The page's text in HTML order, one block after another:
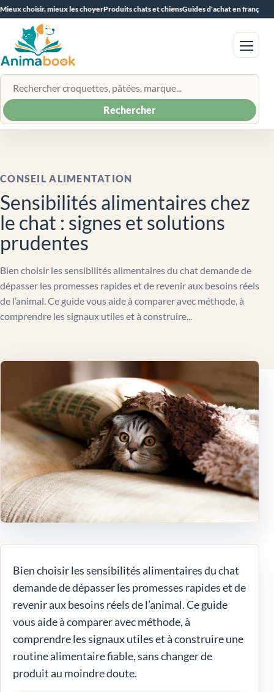
Mieux choisir, mieux les choyerProduits chats et chiensGuides d'achat en français
Rechercher un produit
Rechercher
Menu
CONSEIL ALIMENTATION
Sensibilités alimentaires chez
le chat : signes et solutions
prudentes
Bien choisir les sensibilités alimentaires du chat demande de
dépasser les promesses rapides et de revenir aux besoins réels
de l’animal. Ce guide vous aide à comparer avec méthode, à
comprendre les signaux utiles et à construire...
Bien choisir les sensibilités alimentaires du chat
demande de dépasser les promesses rapides et de
revenir aux besoins réels de l’animal. Ce guide
vous aide à comparer avec méthode, à
comprendre les signaux utiles et à construire une
routine alimentaire fiable, sans changer de
produit au moindre doute.